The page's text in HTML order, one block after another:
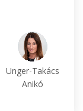
Unger-Takács
Anikó